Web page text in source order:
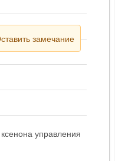
замечание
управления